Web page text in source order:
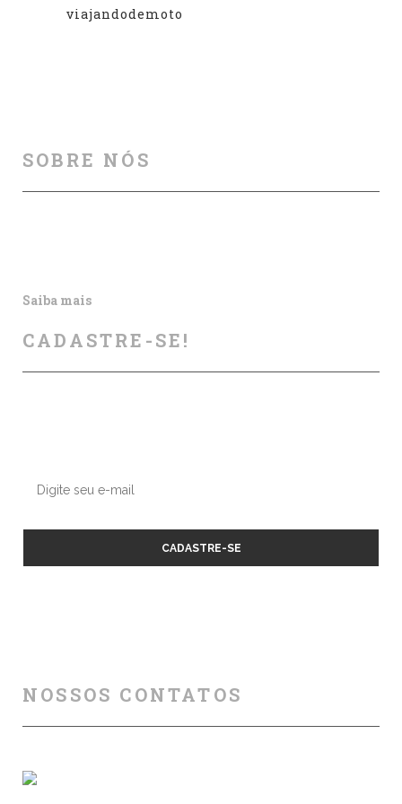
viajandodemoto
SOBRE NÓS
Saiba mais
CADASTRE-SE!
NOSSOS CONTATOS